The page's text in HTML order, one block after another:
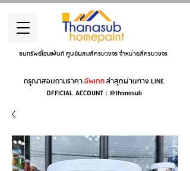
ธนทรัพย์โฮมเพ้นท์ ศูนย์ผสมสีครบวงจร จำหน่ายสีครบวงจร
กรุณาสอบถามราคาอัพเดทล่าสุดผ่านทาง LINE
OFFICIAL ACCOUNT : @thanasub